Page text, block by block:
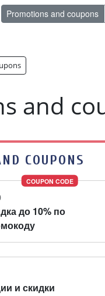
Promotions and coupons
and
COUPONS
COUPON CODE
до 10% по
и скидки